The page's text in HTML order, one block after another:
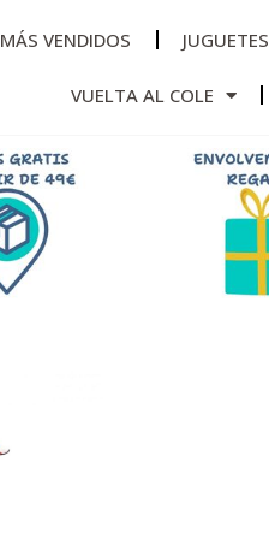
MÁS VENDIDOS JUGUETES
VUELTA AL COLE